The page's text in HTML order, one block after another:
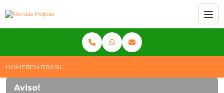
HOMEBEM BRASIL
Aviso!